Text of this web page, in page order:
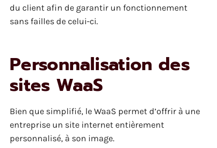
du client afin de garantir un fonctionnement
sans failles de celui-ci.
Personnalisation des
sites WaaS
Bien que simplifié, le WaaS permet d’offrir à une
entreprise un site internet entièrement
personnalisé, à son image.